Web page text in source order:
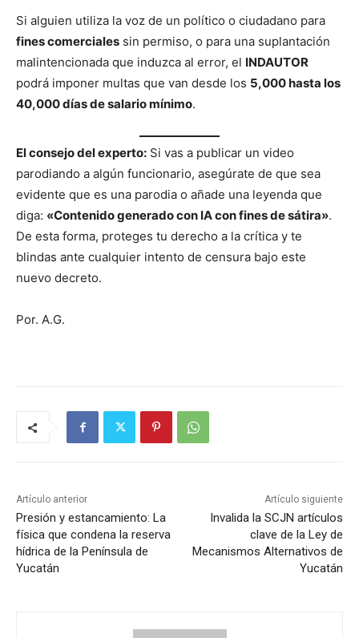
Si alguien utiliza la voz de un político o ciudadano para
fines comerciales sin permiso, o para una suplantación
malintencionada que induzca al error, el INDAUTOR
podrá imponer multas que van desde los 5,000 hasta los
40,000 días de salario mínimo.
El consejo del experto: Si vas a publicar un video
parodiando a algún funcionario, asegúrate de que sea
evidente que es una parodia o añade una leyenda que
diga: «Contenido generado con IA con fines de sátira».
De esta forma, proteges tu derecho a la crítica y te
blindas ante cualquier intento de censura bajo este
nuevo decreto.
Por. A.G.
Artículo anterior
Presión y estancamiento: La
física que condena la reserva
hídrica de la Península de
Yucatán
Artículo siguiente
Invalida la SCJN artículos
clave de la Ley de
Mecanismos Alternativos de
Yucatán